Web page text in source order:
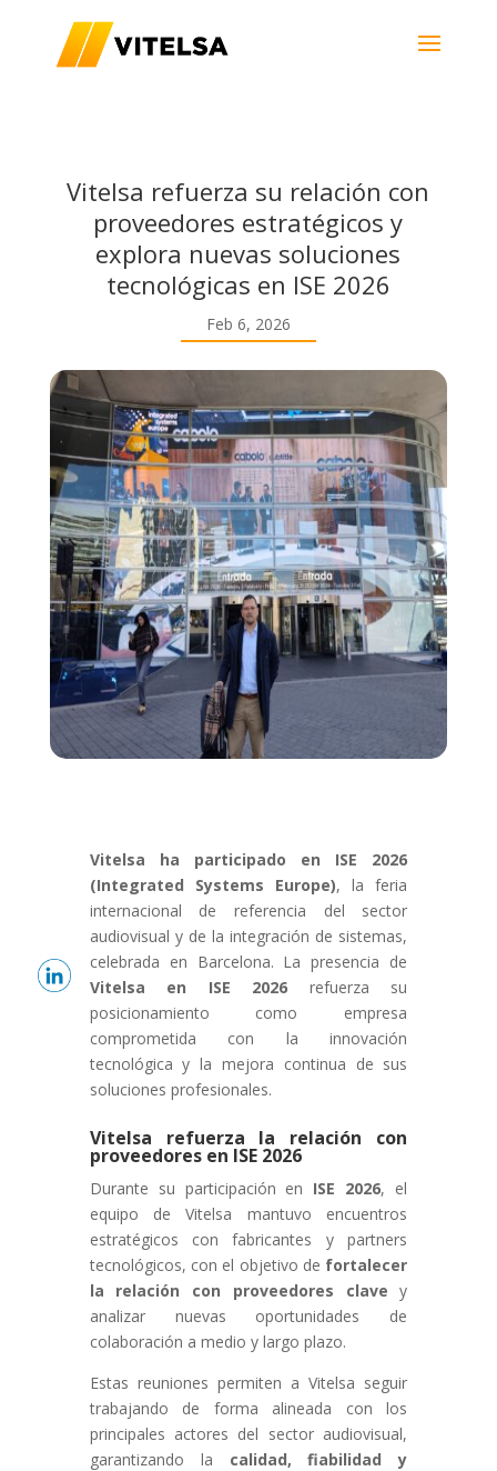
Vitelsa refuerza su relación con
proveedores estratégicos y
explora nuevas soluciones
tecnológicas en ISE 2026
Feb 6, 2026
Vitelsa ha participado en ISE 2026
(Integrated Systems Europe), la feria
internacional de referencia del sector
audiovisual y de la integración de sistemas,
celebrada en Barcelona. La presencia de
Vitelsa en ISE 2026 refuerza su
posicionamiento como empresa
comprometida con la innovación
tecnológica y la mejora continua de sus
soluciones profesionales.
Vitelsa refuerza la relación con
proveedores en ISE 2026
Durante su participación en ISE 2026, el
equipo de Vitelsa mantuvo encuentros
estratégicos con fabricantes y partners
tecnológicos, con el objetivo de fortalecer
la relación con proveedores clave y
analizar nuevas oportunidades de
colaboración a medio y largo plazo.
Estas reuniones permiten a Vitelsa seguir
trabajando de forma alineada con los
principales actores del sector audiovisual,
garantizando la calidad, fiabilidad y